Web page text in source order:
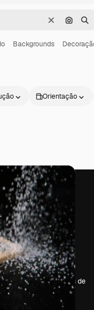
Limpar
Backgrounds
Orientação
Empresa
Preços
Sobre nós
Reviews
Emprego
Tendências de
pesquisa